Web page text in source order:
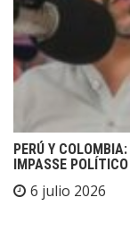
PERÚ Y
IMPASSE
6 julio 2026